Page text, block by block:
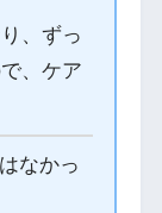
、ずっ
、ケア
なかっ